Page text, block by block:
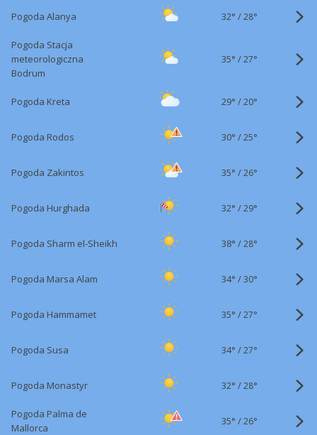
Pogoda Alanya 32° /28°
Pogoda Stacja
meteorologiczna
Bodrum
35° /27°
Pogoda Kreta 29° /20°
Pogoda Rodos 30° /25°
Pogoda Zakintos 35° /26°
Pogoda Hurghada 32° /29°
Pogoda Sharm el-Sheikh 38° /28°
Pogoda Marsa Alam 34° /30°
Pogoda Hammamet 35° /27°
Pogoda Susa 34° /27°
Pogoda Monastyr 32° /28°
Pogoda Palma de
Mallorca
35° /26°